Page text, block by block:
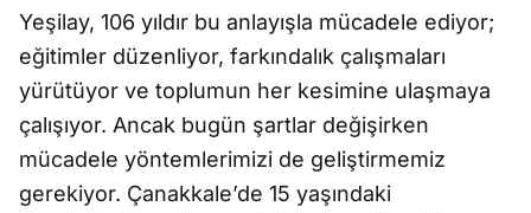
Yeşilay, 106 yıldır bu anlayışla mücadele ediyor;
eğitimler düzenliyor, farkındalık çalışmaları
yürütüyor ve toplumun her kesimine ulaşmaya
çalışıyor. Ancak bugün şartlar değişirken
mücadele yöntemlerimizi de geliştirmemiz
gerekiyor. Çanakkale’de 15 yaşındaki